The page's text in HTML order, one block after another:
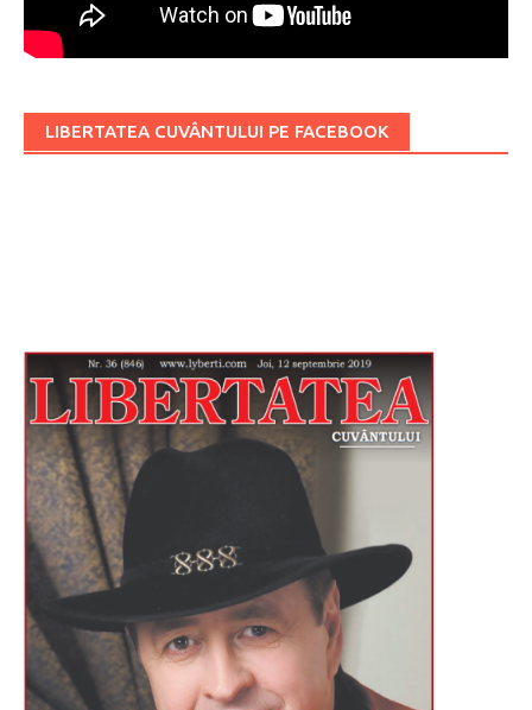
LIBERTATEA CUVÂNTULUI PE FACEBOOK